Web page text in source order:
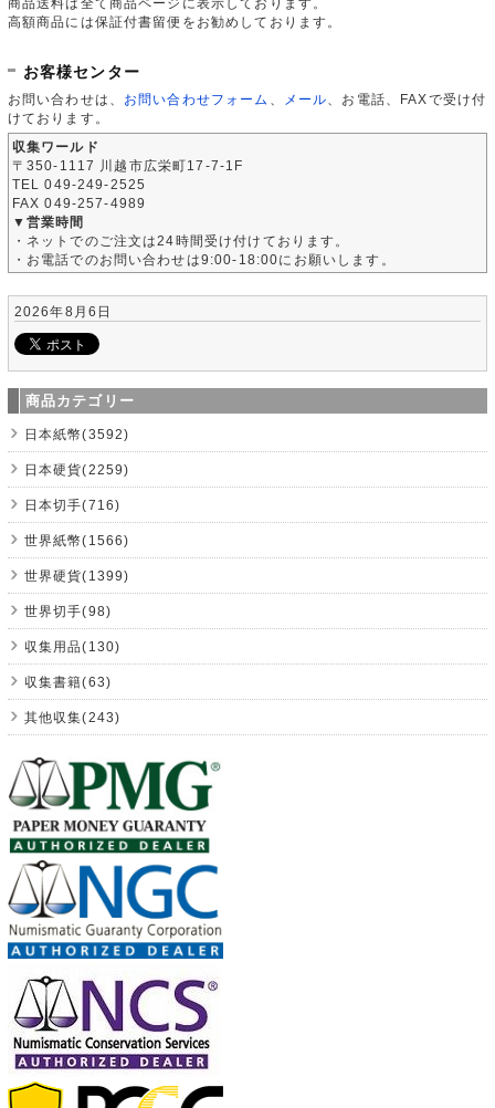
商品送料は全て商品ページに表示しております。
高額商品には保証付書留便をお勧めしております。
お客様センター
お問い合わせは、 お問い合わせフォーム メール 、お電話、FAXで受け付
けております。
収集ワールド
〒350-1117 川越市広栄町17-7-1F
TEL 049-249-2525
FAX 049-257-4989
▼営業時間
・ネットでのご注文は24時間受け付けております。
・お電話でのお問い合わせは9:00-18:00にお願いします。
2026年8月6日
商品カテゴリー
日本紙幣(3592)
日本硬貨(2259)
日本切手(716)
世界紙幣(1566)
世界硬貨(1399)
世界切手(98)
収集用品(130)
収集書籍(63)
其他収集(243)